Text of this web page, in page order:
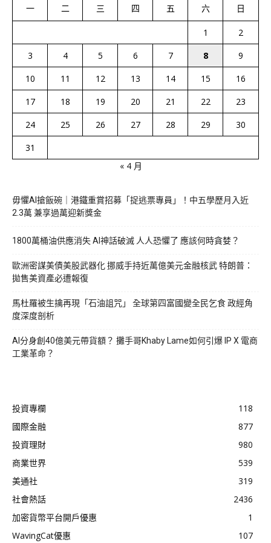
一 二 三 四 五 六 日
1
2
3
4 5 6 7 8
9
10
11 12 13 14 15
16
17
18 19 20 21 22
23
24
25 26 27 28 29
30
31
« 4 月
毋懼AI搶飯碗｜港鐵重賞招募「捉逃票專員」！中五學歷月入近
2.3萬 兼享過萬迎新獎金
1800萬桶油供應消失 AI神話破滅 人人恐懼了 應該何時貪婪？
歐洲密謀美債美股武器化 挪威手持近萬億美元金融核武 特朗普：
拋售美資產必遭報復
馬杜羅被生擒再現「石油詛咒」 全球第四富國變全民乞食 政經角
度深度剖析
AI分身創40億美元帶貨額？ 攤手哥Khaby Lame如何引爆 IP X 電商
工業革命？
投資專欄
118
國際金融
877
投資理財
980
商業世界
539
美通社
319
社會熱話
2436
加密貨幣平台開戶優惠
1
WavingCat優惠
107